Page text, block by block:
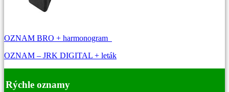
OZNAM BRO + harmonogram
OZNAM – JRK DIGITAL + leták
Rýchle oznamy